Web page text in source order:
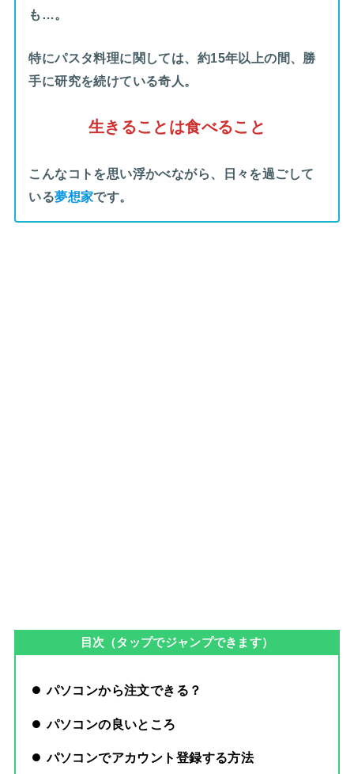
も…。
特にパスタ料理に関しては、約15年以上の間、勝
手に研究を続けている奇人。
生きることは食べること
こんなコトを思い浮かべながら、日々を過ごして
いる夢想家です。
目次（タップでジャンプできます）
パソコンから注文できる？
パソコンの良いところ
パソコンでアカウント登録する方法